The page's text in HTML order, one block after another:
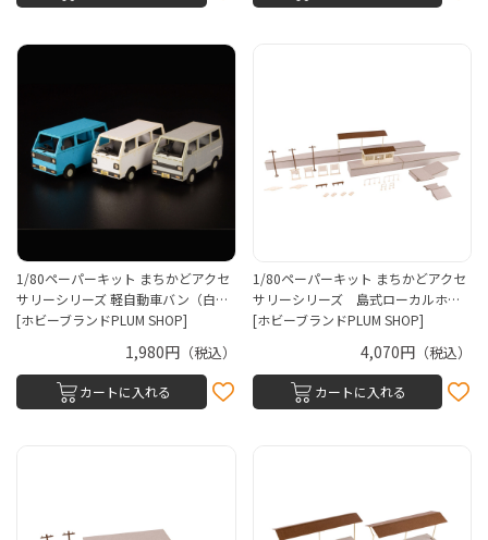
1/80ペーパーキット まちかどアクセ
サリーシリーズ 軽自動車バン（白…
[ホビーブランドPLUM SHOP]
1,980円（税込）
カートに入れる
1/80ペーパーキット まちかどアクセ
サリーシリーズ 島式ローカルホ…
[ホビーブランドPLUM SHOP]
4,070円 （税込）
カートに入れる